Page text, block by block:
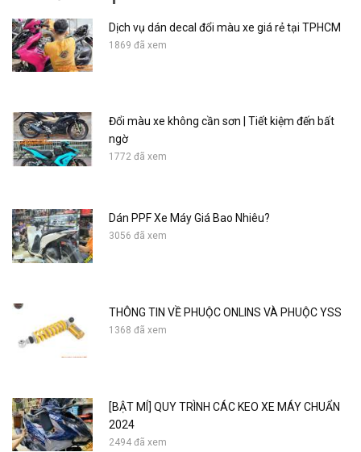
Dịch vụ dán decal đổi màu xe giá rẻ tại TPHCM
1869 đã xem
Đổi màu xe không cần sơn | Tiết kiệm đến bất
ngờ
1772 đã xem
Dán PPF Xe Máy Giá Bao Nhiêu?
3056 đã xem
THÔNG TIN VỀ PHUỘC ONLINS VÀ PHUỘC YSS
1368 đã xem
[BẬT MÍ] QUY TRÌNH CÁC KEO XE MÁY CHUẨN
2024
2494 đã xem